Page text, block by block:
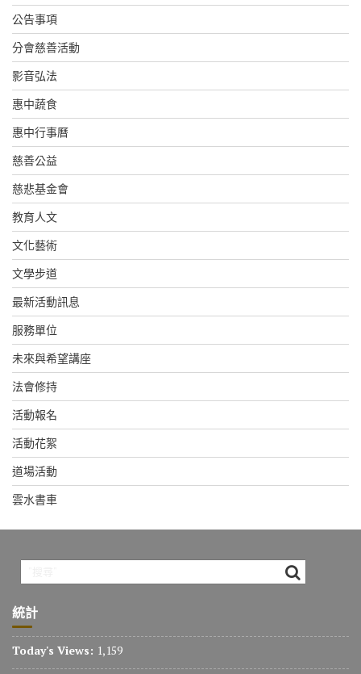
公告事項
分會慈善活動
影音弘法
惠中蔬食
惠中行事曆
慈善公益
慈悲基金會
教育人文
文化藝術
文學步道
最新活動訊息
服務單位
未來與希望講座
法會修持
活動報名
活動花絮
道場活動
雲水書車
統計
Today's Views: 1,159